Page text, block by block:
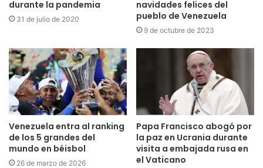
durante la pandemia
31 de julio de 2020
navidades felices del
pueblo de Venezuela
9 de octubre de 2023
Venezuela entra al ranking
de los 5 grandes del
mundo en béisbol
26 de marzo de 2026
Papa Francisco abogó por
la paz en Ucrania durante
visita a embajada rusa en
el Vaticano